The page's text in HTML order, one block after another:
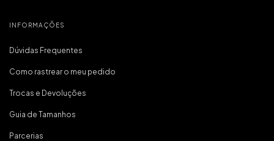
virei fã da
INFORMAÇÕES
Dúvidas Frequentes
Como rastrear o meu pedido
Trocas e Devoluções
Guia de Tamanhos
Parcerias